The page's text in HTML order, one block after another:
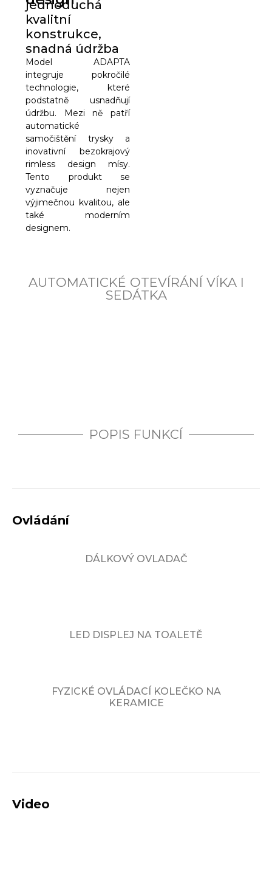
jednoduchá
kvalitní
konstrukce,
snadná údržba
Model ADAPTA
integruje pokročilé
technologie, které
podstatně usnadňují
údržbu. Mezi ně patří
automatické
samočištění trysky a
inovativní bezokrajový
rimless design mísy.
Tento produkt se
vyznačuje nejen
výjimečnou kvalitou, ale
také moderním
designem.
AUTOMATICKÉ OTEVÍRÁNÍ VÍKA I
SEDÁTKA
POPIS FUNKCÍ
Ovládání
DÁLKOVÝ OVLADAČ
LED DISPLEJ NA TOALETĚ
FYZICKÉ OVLÁDACÍ KOLEČKO NA
KERAMICE
Video